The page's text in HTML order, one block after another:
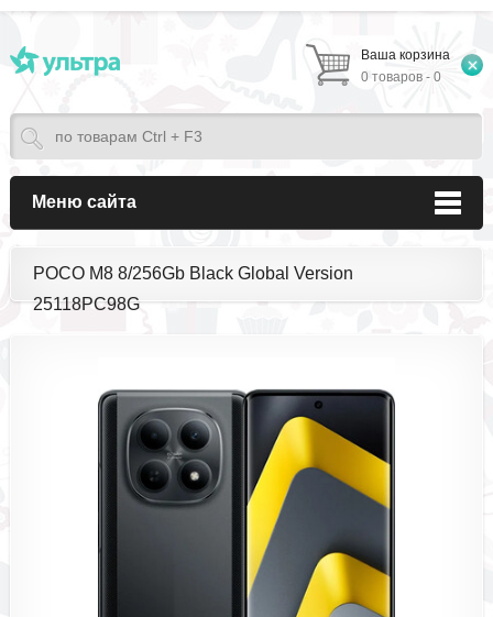
Ваша корзина
0 товаров - 0
Меню сайта
POCO M8 8/256Gb Black Global Version
25118PC98G